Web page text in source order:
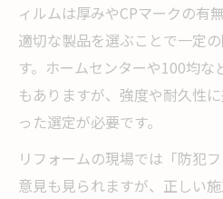
ィルムは厚みやCPマークの有
適切な製品を選ぶことで一定
す。ホームセンターや100均
もありますが、強度や耐久性
った選定が必要です。
リフォームの現場では「防犯
意見も見られますが、正しい